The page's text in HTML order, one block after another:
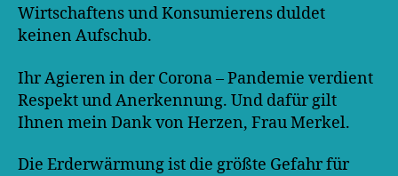
Wirtschaftens und Konsumierens duldet
keinen Aufschub.
Ihr Agieren in der Corona – Pandemie verdient
Respekt und Anerkennung. Und dafür gilt
Ihnen mein Dank von Herzen, Frau Merkel.
Die Erderwärmung ist die größte Gefahr für